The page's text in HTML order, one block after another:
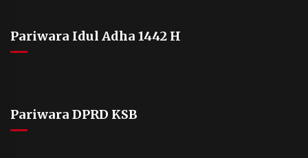
Pariwara Idul Adha 1442 H
Pariwara DPRD KSB